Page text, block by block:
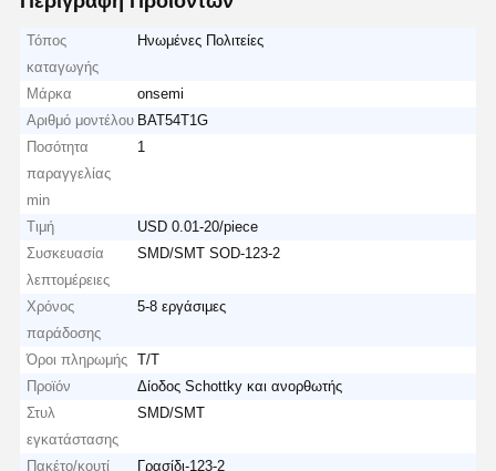
Τόπος
καταγωγής
Ηνωμένες Πολιτείες
Μάρκα
onsemi
Αριθμό μοντέλου BAT54T1G
Ποσότητα
παραγγελίας
min
1
Τιμή
USD 0.01-20/piece
Συσκευασία
λεπτομέρειες
SMD/SMT SOD-123-2
Χρόνος
παράδοσης
5-8 εργάσιμες
Όροι πληρωμής
T/T
Προϊόν
Δίοδος Schottky και ανορθωτής
Στυλ
εγκατάστασης
SMD/SMT
Πακέτο/κουτί
Γρασίδι-123-2